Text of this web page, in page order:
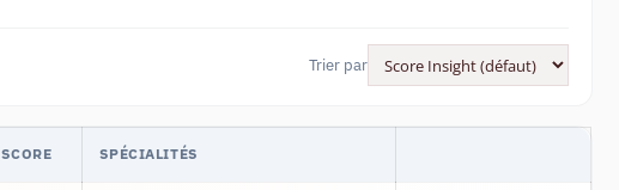
Trier par
SCORE SPÉCIALITÉS